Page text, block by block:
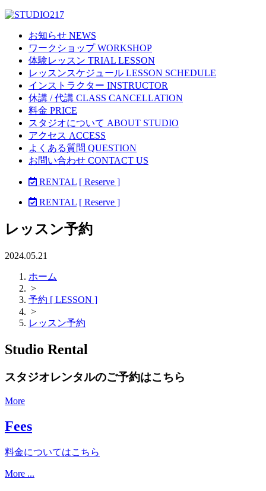
お知らせ NEWS
ワークショップ WORKSHOP
体験レッスン TRIAL LESSON
レッスンスケジュール LESSON SCHEDULE
インストラクター INSTRUCTOR
休講 / 代講 CLASS CANCELLATION
料金 PRICE
スタジオについて ABOUT STUDIO
アクセス ACCESS
よくある質問 QUESTION
お問い合わせ CONTACT US
RENTAL [ Reserve ]
RENTAL [ Reserve ]
レッスン予約
2024.05.21
ホーム
>
予約 [ LESSON ]
>
レッスン予約
Studio Rental
スタジオレンタルのご予約はこちら
More
Fees
料金についてはこちら
More ...